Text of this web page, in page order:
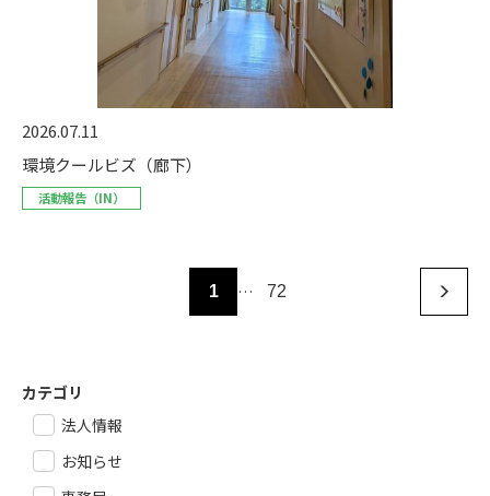
2026.07.11
環境クールビズ（廊下）
活動報告（IN）
1 … 72
カテゴリ
法人情報
お知らせ